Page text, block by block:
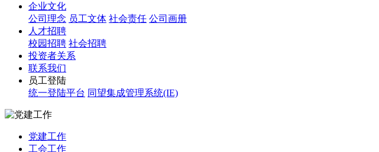
企业文化
公司理念 员工文体 社会责任 公司画册
人才招聘
校园招聘 社会招聘
投资者关系
联系我们
员工登陆
统一登陆平台 同望集成管理系统(IE)
党建工作
工会工作